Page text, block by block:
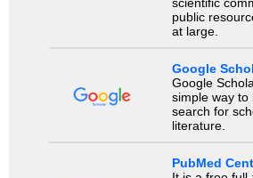
public
at large.
Google
Google
simple way to
search for
literature.
PubMed